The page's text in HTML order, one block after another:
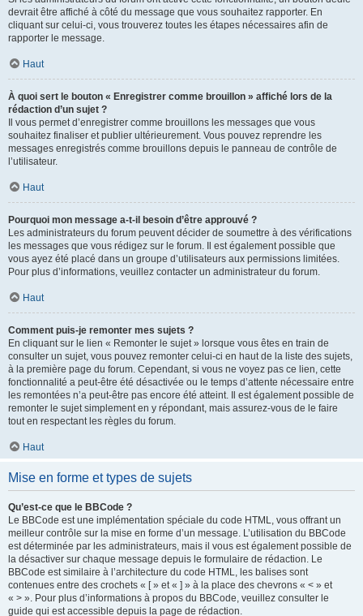
devrait être affiché à côté du message que vous souhaitez rapporter. En
cliquant sur celui-ci, vous trouverez toutes les étapes nécessaires afin de
rapporter le message.
Haut
À quoi sert le bouton « Enregistrer comme brouillon » affiché lors de la
rédaction d’un sujet ?
Il vous permet d’enregistrer comme brouillons les messages que vous
souhaitez finaliser et publier ultérieurement. Vous pouvez reprendre les
messages enregistrés comme brouillons depuis le panneau de contrôle de
l’utilisateur.
Haut
Pourquoi mon message a-t-il besoin d’être approuvé ?
Les administrateurs du forum peuvent décider de soumettre à des vérifications
les messages que vous rédigez sur le forum. Il est également possible que
vous ayez été placé dans un groupe d’utilisateurs aux permissions limitées.
Pour plus d’informations, veuillez contacter un administrateur du forum.
Haut
Comment puis-je remonter mes sujets ?
En cliquant sur le lien « Remonter le sujet » lorsque vous êtes en train de
consulter un sujet, vous pouvez remonter celui-ci en haut de la liste des sujets,
à la première page du forum. Cependant, si vous ne voyez pas ce lien, cette
fonctionnalité a peut-être été désactivée ou le temps d’attente nécessaire entre
les remontées n’a peut-être pas encore été atteint. Il est également possible de
remonter le sujet simplement en y répondant, mais assurez-vous de le faire
tout en respectant les règles du forum.
Haut
Mise en forme et types de sujets
Qu’est-ce que le BBCode ?
Le BBCode est une implémentation spéciale du code HTML, vous offrant un
meilleur contrôle sur la mise en forme d’un message. L’utilisation du BBCode
est déterminée par les administrateurs, mais il vous est également possible de
la désactiver sur chaque message depuis le formulaire de rédaction. Le
BBCode est similaire à l’architecture du code HTML, les balises sont
contenues entre des crochets « [ » et « ] » à la place des chevrons « < » et
« > ». Pour plus d’informations à propos du BBCode, veuillez consulter le
guide qui est accessible depuis la page de rédaction.